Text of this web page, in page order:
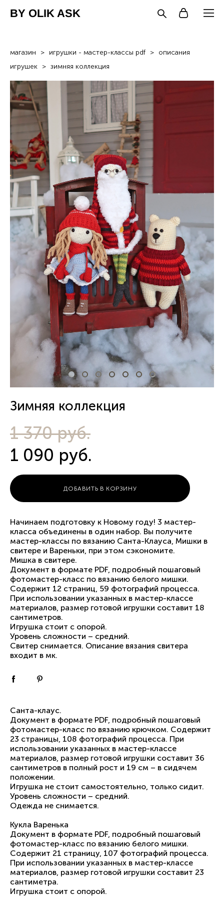
BY OLIK ASK
магазин > игрушки - мастер-классы pdf > описания
игрушек > зимняя коллекция
Зимняя коллекция
1 370 pуб.
1 090 pуб.
ДОБАВИТЬ В КОРЗИНУ
Начинаем подготовку к Новому году! 3 мастер-
класса объединены в один набор. Вы получите
мастер-классы по вязанию Санта-Клауса, Мишки в
свитере и Вареньки, при этом сэкономите.
Мишка в свитере.
Документ в формате PDF, подробный пошаговый
фотомастер-класс по вязанию белого мишки.
Содержит 12 страниц, 59 фотографий процесса.
При использовании указанных в мастер-классе
материалов, размер готовой игрушки составит 18
сантиметров.
Игрушка стоит с опорой.
Уровень сложности – средний.
Свитер снимается. Описание вязания свитера
входит в мк.
Санта-клаус.
Документ в формате PDF, подробный пошаговый
фотомастер-класс по вязанию крючком. Содержит
23 страницы, 108 фотографий процесса. При
использовании указанных в мастер-классе
материалов, размер готовой игрушки составит 36
сантиметров в полный рост и 19 см – в сидячем
положении.
Игрушка не стоит самостоятельно, только сидит.
Уровень сложности – средний.
Одежда не снимается.
Кукла Варенька
Документ в формате PDF, подробный пошаговый
фотомастер-класс по вязанию белого мишки.
Содержит 21 страницу, 107 фотографий процесса.
При использовании указанных в мастер-классе
материалов, размер готовой игрушки составит 23
сантиметра.
Игрушка стоит с опорой.